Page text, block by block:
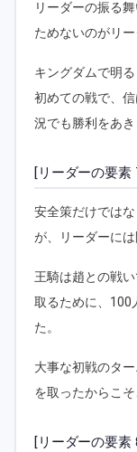
リーダーの振る
ためないのがリー
キングダムで明
初めての戦で、
況でも勝利をあき
[リーダーの要素
安全策だけでは
が、リーダーには
王騎は趙との戦
取るために、100
た。
大事な初戦のタ
を取ったからこ
[リーダーの要素